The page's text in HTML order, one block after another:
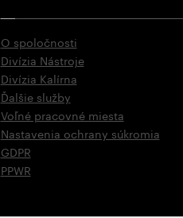
O spoločnosti
Divízia Nástroje
Divízia Kalírna
Ďalšie služby
Voľné pracovné miesta
Nastavenia ochrany súkromia
GDPR
PPWR